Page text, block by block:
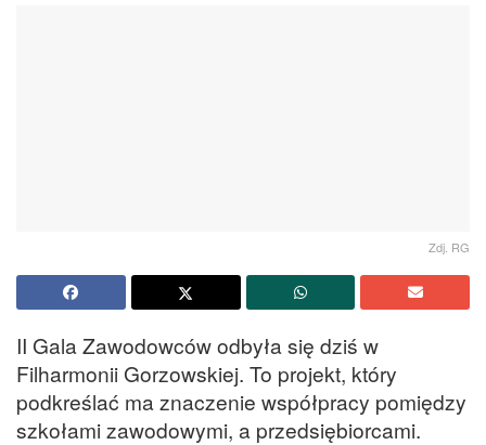
Zdj. RG
II Gala Zawodowców odbyła się dziś w
Filharmonii Gorzowskiej. To projekt, który
podkreślać ma znaczenie współpracy pomiędzy
szkołami zawodowymi, a przedsiębiorcami.